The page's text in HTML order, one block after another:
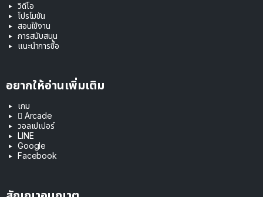
วิดีโอ
โปรโมชัน
สอนใช้งาน
การสนับสนุน
แนะนำการซื้อ
อยากให้อ่านเพิ่มเติม
เกม
 Arcade
วอลเปเปอร์
LINE
Google
Facebook